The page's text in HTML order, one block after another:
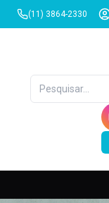
(11) 3864-2330